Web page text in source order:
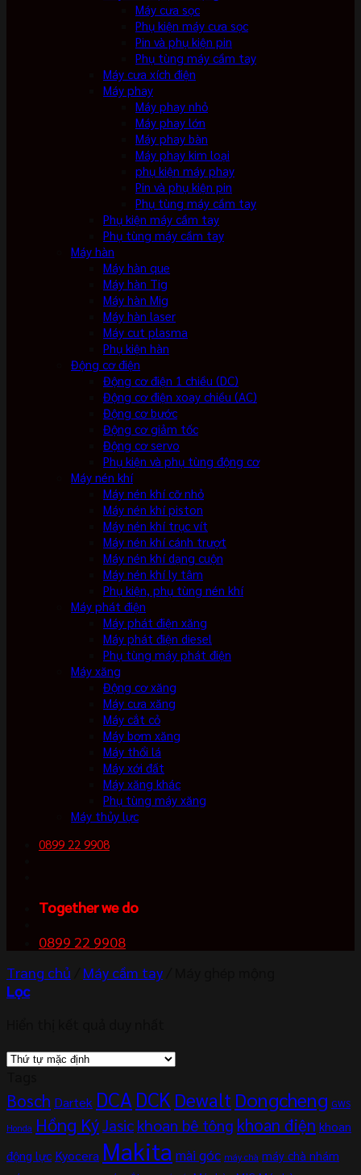
Máy cưa sọc
Phụ kiện máy cưa sọc
Pin và phụ kiện pin
Phụ tùng máy cầm tay
Máy cưa xích điện
Máy phay
Máy phay nhỏ
Máy phay lớn
Máy phay bàn
Máy phay kim loại
phụ kiện máy phay
Pin và phụ kiện pin
Phụ tùng máy cầm tay
Phụ kiện máy cầm tay
Phụ tùng máy cầm tay
Máy hàn
Máy hàn que
Máy hàn Tig
Máy hàn Mig
Máy hàn laser
Máy cut plasma
Phụ kiện hàn
Động cơ điện
Động cơ điện 1 chiều (DC)
Động cơ điện xoay chiều (AC)
Động cơ bước
Động cơ giảm tốc
Động cơ servo
Phụ kiện và phụ tùng động cơ
Máy nén khí
Máy nén khí cỡ nhỏ
Máy nén khí piston
Máy nén khí trục vít
Máy nén khí cánh trượt
Máy nén khí dạng cuộn
Máy nén khí ly tâm
Phụ kiện, phụ tùng nén khí
Máy phát điện
Máy phát điện xăng
Máy phát điện diesel
Phụ tùng máy phát điện
Máy xăng
Động cơ xăng
Máy cưa xăng
Máy cắt cỏ
Máy bơm xăng
Máy thổi lá
Máy xới đất
Máy xăng khác
Phụ tùng máy xăng
Máy thủy lực
0899 22 9908
Together we do
0899 22 9908
Trang chủ
Máy cầm tay
Lọc
Bosch Dartek DCA DCK Dewalt Dongcheng GWS
Honda Hồng Ký Jasic khoan bê tông khoan điện khoan
động lực Kyocera Makita mài góc máy chà máy chà nhám